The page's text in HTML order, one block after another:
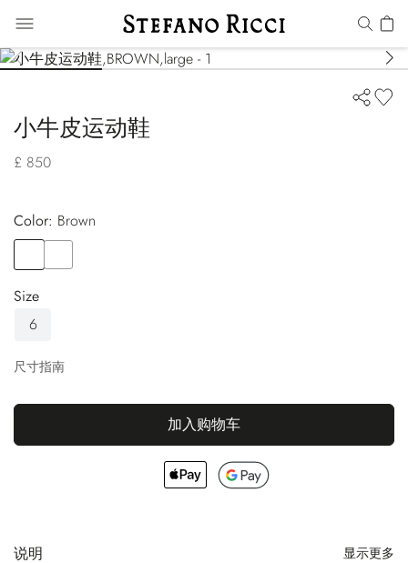
小牛皮运动鞋
£ 850
Color:
brown
Size
6
尺寸指南
加入购物车
说明 显示更多